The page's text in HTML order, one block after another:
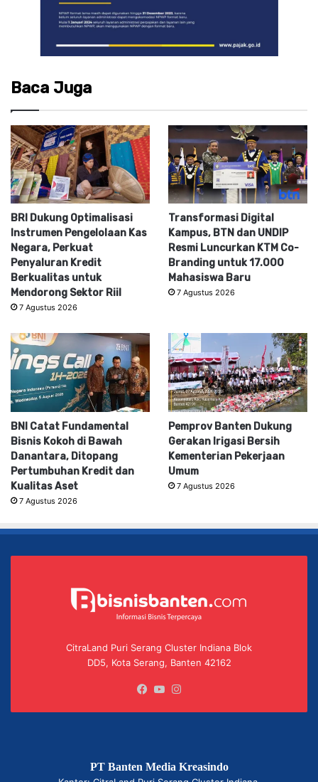
Baca Juga
BRI Dukung Optimalisasi
Instrumen Pengelolaan Kas
Negara, Perkuat
Penyaluran Kredit
Berkualitas untuk
Mendorong Sektor Riil
7 Agustus 2026
Transformasi Digital
Kampus, BTN dan UNDIP
Resmi Luncurkan KTM Co-
Branding untuk 17.000
Mahasiswa Baru
7 Agustus 2026
BNI Catat Fundamental
Bisnis Kokoh di Bawah
Danantara, Ditopang
Pertumbuhan Kredit dan
Kualitas Aset
7 Agustus 2026
Pemprov Banten Dukung
Gerakan Irigasi Bersih
Kementerian Pekerjaan
Umum
7 Agustus 2026
CitraLand Puri Serang Cluster Indiana Blok
DD5, Kota Serang, Banten 42162
Facebook
YouTube
PT Banten Media Kreasindo